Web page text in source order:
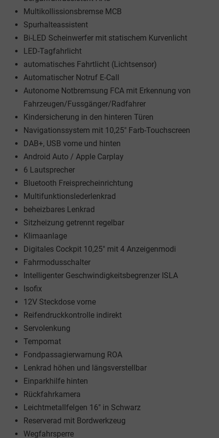
Multikollissionsbremse MCB
Spurhalteassistent
Bi-LED Scheinwerfer mit statischem Kurvenlicht
LED-Tagfahrlicht
automatisches Fahrtlicht (Lichtsensor)
Automatischer Notruf E-Call
Autonome Notbremsung FCA mit Erkennung von
Fahrzeugen/Fussgänger/Radfahrer
Kindersicherung in den hinteren Türen
Navigationssystem mit 10,25" Farb-Touchscreen
DAB+, USB vorne und hinten
Android Auto / Apple Carplay
6 Lautsprecher
Bluetooth Freisprecheinrichtung
Multifunktionslederlenkrad
beheizbares Lenkrad
Sitzheizung getrennt regelbar
Klimaanlage
Digitales Cockpit 10,25" mit 4 Anzeigenmodi
Fahrmodusschalter
Intelligenter Geschwindigkeitsbegrenzer ISLA
Isofix
12V Steckdose vorne
Reifendruckkontrolle indirekt
Servolenkung
Tempomat
Fondpassagierwarnung ROA
Lenkrad höhen und längsverstellbar
Einparkhilfe hinten
Rückfahrkamera
Leichtmetallfelgen 16" in Schwarz
Reserverad mit Bordwerkzeug
Wegfahrsperre